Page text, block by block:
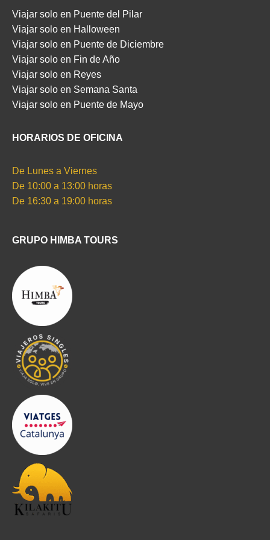
Viajar solo en Puente del Pilar
Viajar solo en Halloween
Viajar solo en Puente de Diciembre
Viajar solo en Fin de Año
Viajar solo en Reyes
Viajar solo en Semana Santa
Viajar solo en Puente de Mayo
HORARIOS DE OFICINA
De Lunes a Viernes
De 10:00 a 13:00 horas
De 16:30 a 19:00 horas
GRUPO HIMBA TOURS